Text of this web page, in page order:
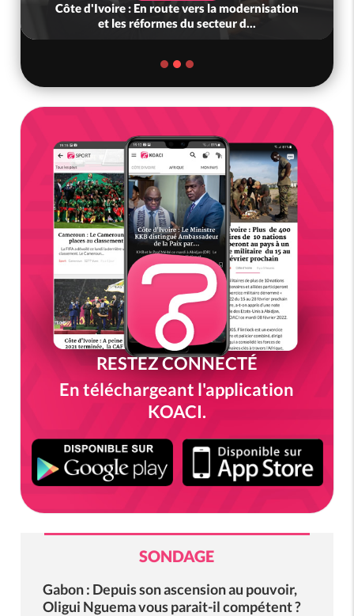
Côte d'Ivoire : En route vers la modernisation
et les réformes du secteur d...
RESTEZ CONNECTÉ
En téléchargeant l'application
KOACI.
SONDAGE
Gabon : Depuis son ascension au pouvoir,
Oligui Nguema vous parait-il compétent ?